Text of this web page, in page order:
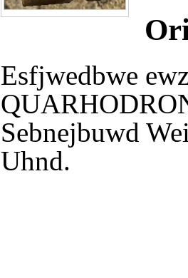
Esfjwedbwe
Sebnejbuwd
Uhnd.